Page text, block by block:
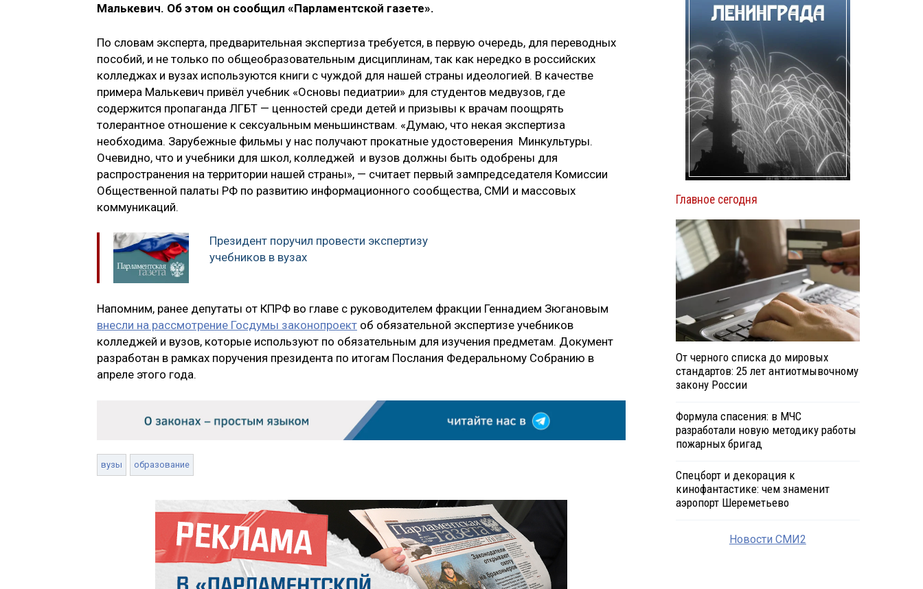
Малькевич. Об этом он сообщил «Парламентской газете».
По словам эксперта, предварительная экспертиза требуется, в первую очередь, для переводных
пособий, и не только по общеобразовательным дисциплинам, так как нередко в российских
колледжах и вузах используются книги с чуждой для нашей страны идеологией. В качестве
примера Малькевич привёл учебник «Основы педиатрии» для студентов медвузов, где
содержится пропаганда ЛГБТ — ценностей среди детей и призывы к врачам поощрять
толерантное отношение к сексуальным меньшинствам. «Думаю, что некая экспертиза
необходима. Зарубежные фильмы у нас получают прокатные удостоверения Минкультуры.
Очевидно, что и учебники для школ, колледжей и вузов должны быть одобрены для
распространения на территории нашей страны», — считает первый зампредседателя Комиссии
Общественной палаты РФ по развитию информационного сообщества, СМИ и массовых
коммуникаций.
Президент поручил провести экспертизу
учебников в вузах
Напомним, ранее депутаты от КПРФ во главе с руководителем фракции Геннадием Зюгановым
внесли на рассмотрение Госдумы законопроект об обязательной экспертизе учебников
колледжей и вузов, которые используют по обязательным для изучения предметам. Документ
разработан в рамках поручения президента по итогам Послания Федеральному Собранию в
апреле этого года.
вузы образование
Главное сегодня
От черного списка до мировых
стандартов: 25 лет антиотмывочному
закону России
Формула спасения: в МЧС
разработали новую методику работы
пожарных бригад
Спецборт и декорация к
кинофантастике: чем знаменит
аэропорт Шереметьево
Новости СМИ2